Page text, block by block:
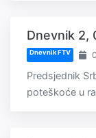
Dnevnik 2,
Dnevnik FTV
Predsjednik
poteškoće u